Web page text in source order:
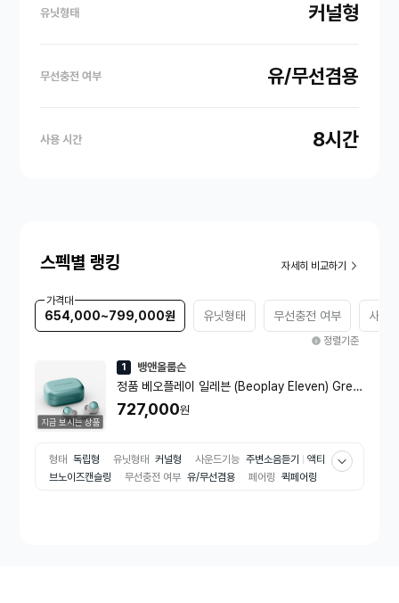
유닛형태 커널형
무선충전 여부 유/무선겸용
사용 시간 8시간
스펙별 랭킹 자세히 비교하기
가격대
654,000~799,000원 유닛형태 무선충전 여부 사용
정렬기준
지금 보시는 상품
1 뱅앤올룹슨
정품 베오플레이 일레븐 (Beoplay Eleven) Gree
n 노이즈 캔슬링 무선 이어폰
727,000원
형태 독립형 유닛형태 커널형 사운드기능 주변소음듣기
액티
브노이즈캔슬링
무선충전 여부 유/무선겸용 페어링 퀵페어링